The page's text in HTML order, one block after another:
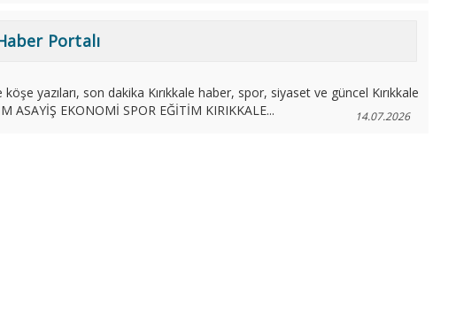
Portalı
yazıları, son dakika Kırıkkale haber, spor, siyaset ve güncel Kırıkkale
ASAYİŞ EKONOMİ SPOR EĞİTİM KIRIKKALE...
14.07.2026